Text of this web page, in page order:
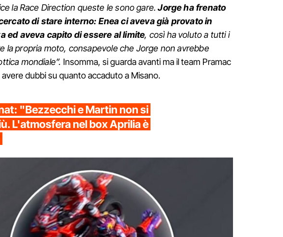
la Race Direction queste le sono gare.Jorge ha frenato
di stare interno: Enea ci aveva già provato in
ed aveva capito di essere al limite, così ha voluto a tutti i
la propria moto, consapevole che Jorge non avrebbe
mondiale”. Insomma, si guarda avanti ma il team Pramac
dubbi su quanto accaduto a Misano.
"Bezzecchi e Martin non si
L'atmosfera nel box Aprilia è